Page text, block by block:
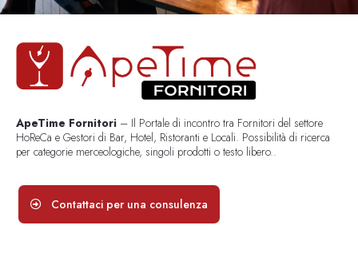
ApeTime Fornitori – Il Portale di incontro tra Fornitori del settore
HoReCa e Gestori di Bar, Hotel, Ristoranti e Locali. Possibilità di ricerca
per categorie merceologiche, singoli prodotti o testo libero..
Contattaci per una consulenza